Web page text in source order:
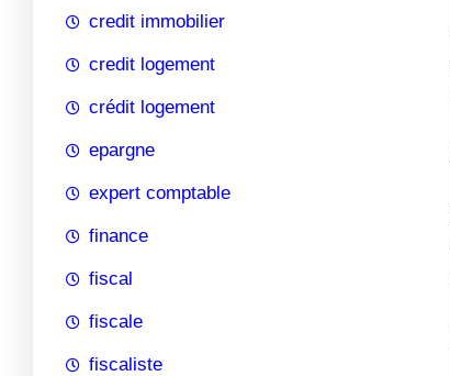
credit immobilier
credit logement
crédit logement
epargne
expert comptable
finance
fiscal
fiscale
fiscaliste